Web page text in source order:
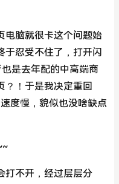
电脑就很卡这个问题始
于忍受不住了，打开闪
是去年配的中高端商
？！于是我决定重回
度慢，貌似也没啥缺点
打不开，经过层层分